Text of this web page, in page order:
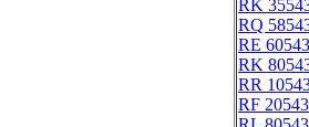
RK
RQ
RE 60543
RK
RR
RF 20543